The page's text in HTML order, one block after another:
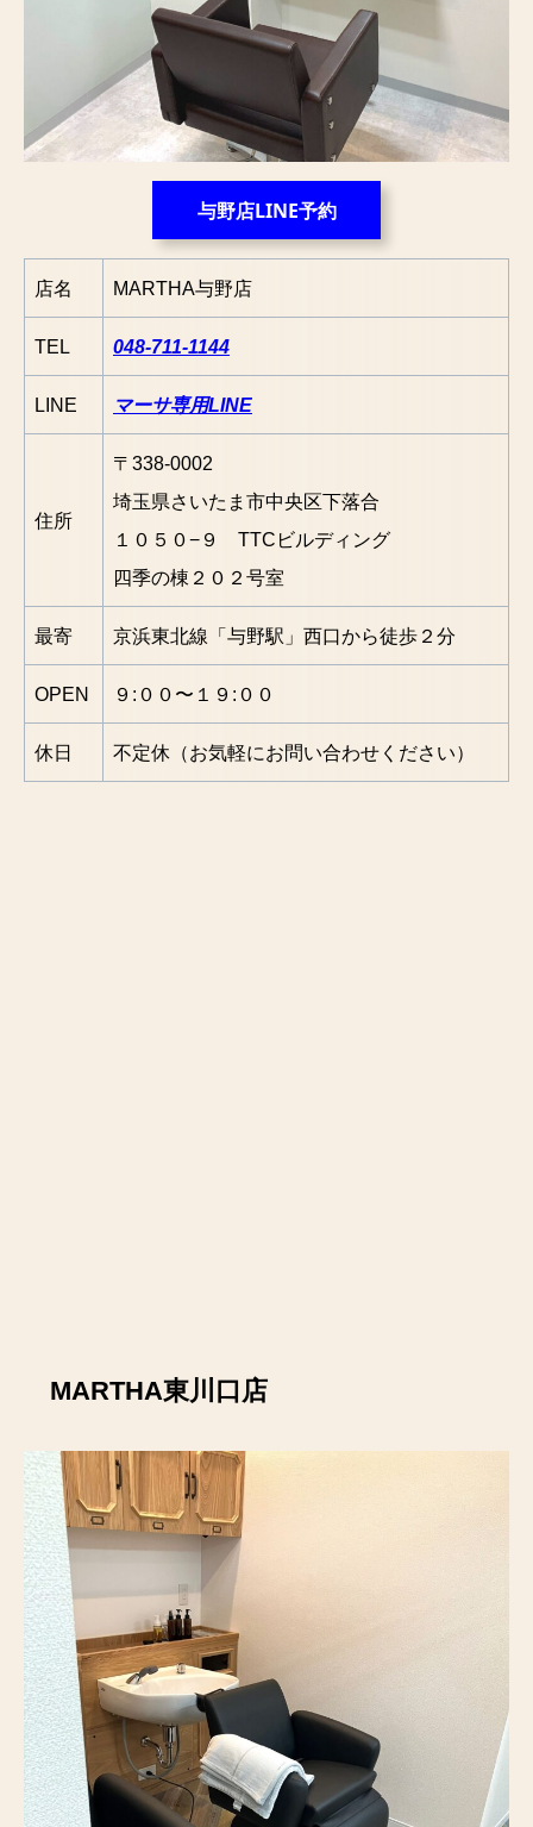
与野店LINE予約
店名 MARTHA与野店
TEL 048-711-1144
LINE マーサ専用LINE
住所
〒338-0002
埼玉県さいたま市中央区下落合
１０５０−９ TTCビルディング
四季の棟２０２号室
最寄 京浜東北線「与野駅」西口から徒歩２分
OPEN ９:００〜１９:００
休日 不定休（お気軽にお問い合わせください）
MARTHA東川口店